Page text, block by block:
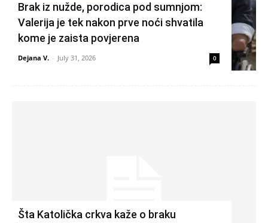
Brak iz nužde, porodica pod sumnjom:
Valerija je tek nakon prve noći shvatila
kome je zaista povjerena
Dejana V. - July 31, 2026 0
Šta Katolička crkva kaže o braku